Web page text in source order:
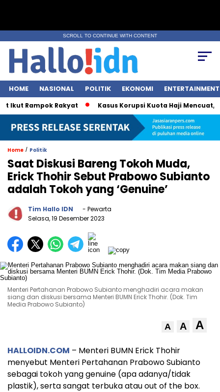
SCROLL TO CONTINUE WITH CONTENT
HOME NASIONAL POLITIK EKONOMI ENTERTAINMENT
Rampok Rakyat Kasus Korupsi Kuota Haji Mencuat, KPK
Home / Politik
Saat Diskusi Bareng Tokoh Muda,
Erick Thohir Sebut Prabowo Subianto
adalah Tokoh yang ‘Genuine’
Tim Hallo IDN
- Pewarta
Selasa, 19 Desember 2023
Menteri Pertahanan Prabowo Subianto menghadiri acara makan
siang dan diskusi bersama Menteri BUMN Erick Thohir. (Dok. Tim
Media Prabowo Subianto)
A A A
HALLOIDN.COM – Menteri BUMN Erick Thohir
menyebut Menteri Pertahanan Prabowo Subianto
sebagai tokoh yang genuine (apa adanya/tidak
plastik), serta sangat terbuka atau out of the box.